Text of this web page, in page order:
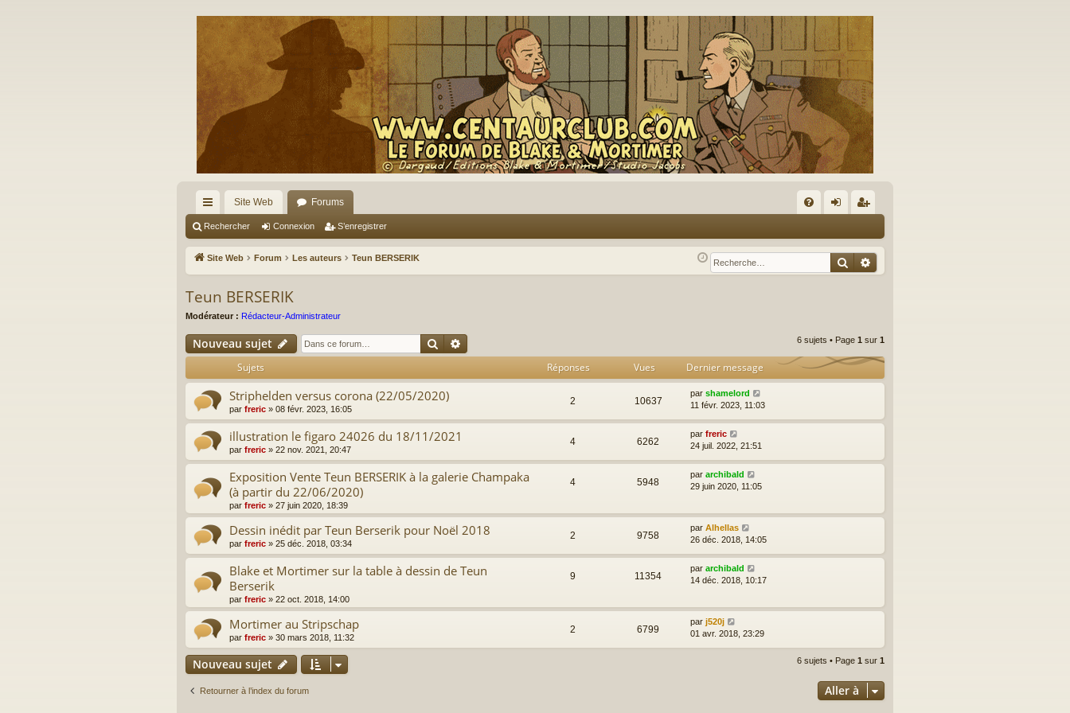
cc
ès
ra
pi
de
Site Web Forums
Q ne
xi
nr
eg
r
Rechercher Connexion S’enregistrer
Site Web Forum Les auteurs Teun BERSERIK Rechercher
Recherche avancée
Teun BERSERIK
Modérateur : Rédacteur-Administrateur
Nouveau sujet Rechercher 6 sujets • Page 1 sur 1
Sujets Réponses Vues Dernier message
Striphelden versus corona (22/05/2020)
par freric » 08 févr. 2023, 16:05
2 10637
par shamelord
11 févr. 2023, 11:03
illustration le figaro 24026 du 18/11/2021
par freric » 22 nov. 2021, 20:47
4 6262
par freric
24 juil. 2022, 21:51
Exposition Vente Teun BERSERIK à la galerie Champaka
(à partir du 22/06/2020)
par freric » 27 juin 2020, 18:39
4 5948
par archibald
29 juin 2020, 11:05
Dessin inédit par Teun Berserik pour Noël 2018
par freric » 25 déc. 2018, 03:34
2 9758
par Alhellas
26 déc. 2018, 14:05
Blake et Mortimer sur la table à dessin de Teun
Berserik
par freric » 22 oct. 2018, 14:00
9 11354
par archibald
14 déc. 2018, 10:17
Mortimer au Stripschap
par freric » 30 mars 2018, 11:32
2 6799
par j520j
01 avr. 2018, 23:29
Nouveau sujet 6 sujets • Page 1 sur 1
Retourner à l’index du forum Aller à